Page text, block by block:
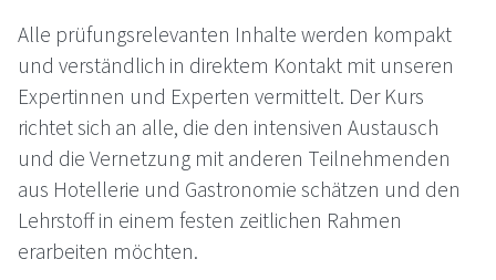
Alle prüfungsrelevanten Inhalte werden kompakt
und verständlich in direktem Kontakt mit unseren
Expertinnen und Experten vermittelt. Der Kurs
richtet sich an alle, die den intensiven Austausch
und die Vernetzung mit anderen Teilnehmenden
aus Hotellerie und Gastronomie schätzen und den
Lehrstoff in einem festen zeitlichen Rahmen
erarbeiten möchten.